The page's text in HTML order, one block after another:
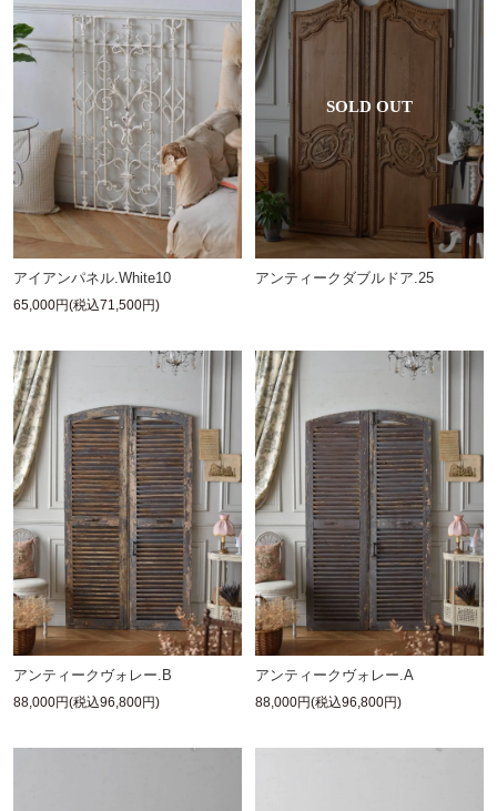
アイアンパネル.White10
65,000円(税込71,500円)
アンティークダブルドア.25
アンティークヴォレー.B
88,000円(税込96,800円)
アンティークヴォレー.A
88,000円(税込96,800円)